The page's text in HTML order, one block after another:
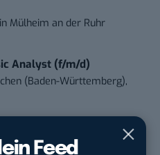
Feed
in Mülheim an der Ruhr
Analyst (f/m/d)
(Baden-Württemberg),
(w/m/d)